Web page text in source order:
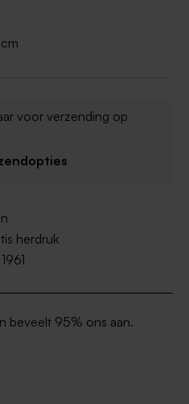
voor verzending op
herdruk
beveelt 95% ons aan.